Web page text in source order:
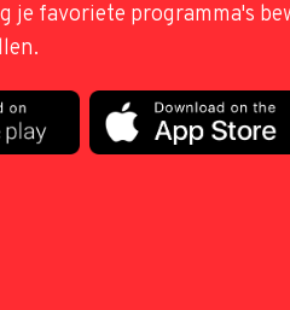
je favoriete programma's